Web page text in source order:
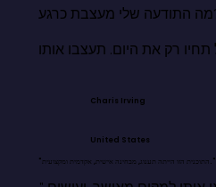
מה התודעה שלי מעצבת כרגע?
Charis Irving
United States
"התוכנית הזו הייתה תענוג, מבחינה אישית, אקדמית ומקצועית."